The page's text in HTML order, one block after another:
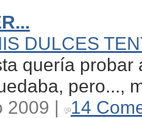
DULCES
quería
pero...,
2009 |
14